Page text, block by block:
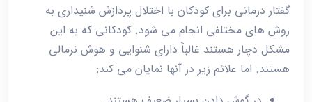
گفتار درمانی برای کودکان با اختلال پردازش شنیداری به
روش های مختلفی انجام می شود. کودکانی که به این
مشکل دچار هستند غالباً دارای شنوایی و هوش نرمالی
هستند. اما علائم زیر در آنها نمایان می کند: